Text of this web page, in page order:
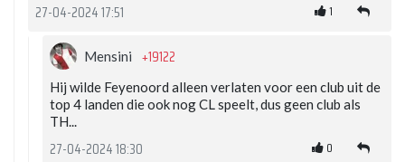
27-04-2024 17:51 1
Mensini +19122
Hij wilde Feyenoord alleen verlaten voor een club uit de
top 4 landen die ook nog CL speelt, dus geen club als
TH...
27-04-2024 18:30 0